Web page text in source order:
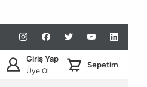
Giriş Yap
Üye Ol
Sepetim